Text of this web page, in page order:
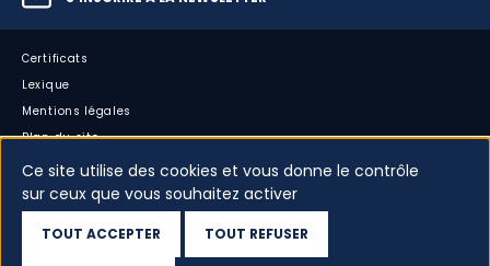
Certificats
Lexique
Mentions légales
Plan du site
Accessibilité : partiellement conforme
Cookies
Dispositif d’alerte
Ce site utilise des cookies et vous donne le contrôle
sur ceux que vous souhaitez activer
TOUT ACCEPTER TOUT REFUSER